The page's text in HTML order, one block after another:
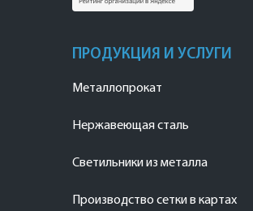
ПРОДУКЦИЯ И УСЛУГИ
Металлопрокат
Нержавеющая сталь
Светильники из металла
Производство сетки в картах